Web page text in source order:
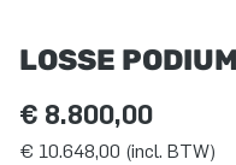
LOSSE
€ 8.800,00
€ 10.648,00 (incl. BTW)